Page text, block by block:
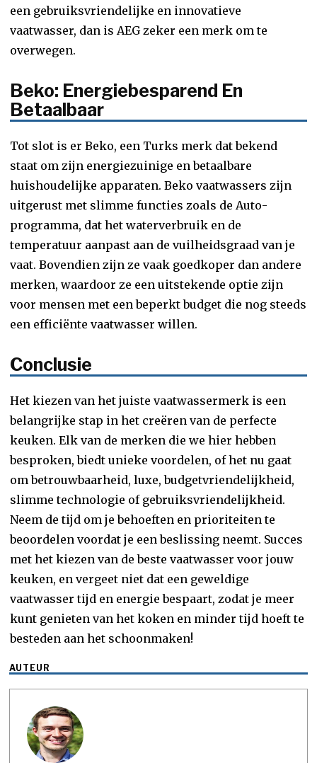
een gebruiksvriendelijke en innovatieve
vaatwasser, dan is AEG zeker een merk om te
overwegen.
Beko: Energiebesparend En
Betaalbaar
Tot slot is er Beko, een Turks merk dat bekend
staat om zijn energiezuinige en betaalbare
huishoudelijke apparaten. Beko vaatwassers zijn
uitgerust met slimme functies zoals de Auto-
programma, dat het waterverbruik en de
temperatuur aanpast aan de vuilheidsgraad van je
vaat. Bovendien zijn ze vaak goedkoper dan andere
merken, waardoor ze een uitstekende optie zijn
voor mensen met een beperkt budget die nog steeds
een efficiënte vaatwasser willen.
Conclusie
Het kiezen van het juiste vaatwassermerk is een
belangrijke stap in het creëren van de perfecte
keuken. Elk van de merken die we hier hebben
besproken, biedt unieke voordelen, of het nu gaat
om betrouwbaarheid, luxe, budgetvriendelijkheid,
slimme technologie of gebruiksvriendelijkheid.
Neem de tijd om je behoeften en prioriteiten te
beoordelen voordat je een beslissing neemt. Succes
met het kiezen van de beste vaatwasser voor jouw
keuken, en vergeet niet dat een geweldige
vaatwasser tijd en energie bespaart, zodat je meer
kunt genieten van het koken en minder tijd hoeft te
besteden aan het schoonmaken!
AUTEUR